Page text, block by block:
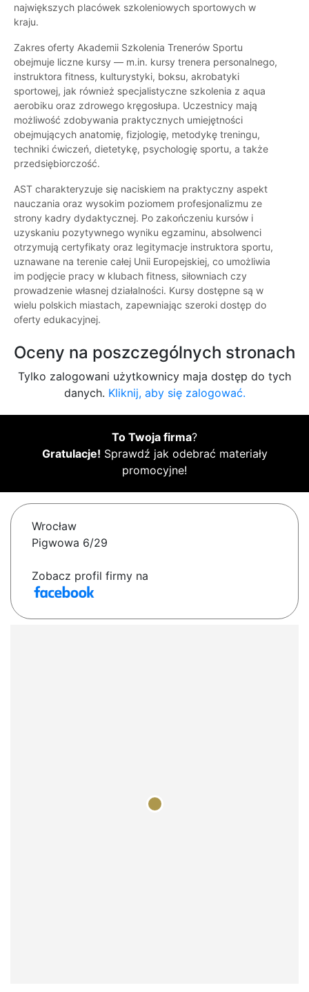
największych placówek szkoleniowych sportowych w
kraju.
Zakres oferty Akademii Szkolenia Trenerów Sportu
obejmuje liczne kursy — m.in. kursy trenera personalnego,
instruktora fitness, kulturystyki, boksu, akrobatyki
sportowej, jak również specjalistyczne szkolenia z aqua
aerobiku oraz zdrowego kręgosłupa. Uczestnicy mają
możliwość zdobywania praktycznych umiejętności
obejmujących anatomię, fizjologię, metodykę treningu,
techniki ćwiczeń, dietetykę, psychologię sportu, a także
przedsiębiorczość.
AST charakteryzuje się naciskiem na praktyczny aspekt
nauczania oraz wysokim poziomem profesjonalizmu ze
strony kadry dydaktycznej. Po zakończeniu kursów i
uzyskaniu pozytywnego wyniku egzaminu, absolwenci
otrzymują certyfikaty oraz legitymacje instruktora sportu,
uznawane na terenie całej Unii Europejskiej, co umożliwia
im podjęcie pracy w klubach fitness, siłowniach czy
prowadzenie własnej działalności. Kursy dostępne są w
wielu polskich miastach, zapewniając szeroki dostęp do
oferty edukacyjnej.
Oceny na poszczególnych stronach
Tylko zalogowani użytkownicy maja dostęp do tych
danych. Kliknij, aby się zalogować.
To Twoja firma?
Gratulacje! Sprawdź jak odebrać materiały
promocyjne!
Wrocław
Pigwowa 6/29
Zobacz profil firmy na